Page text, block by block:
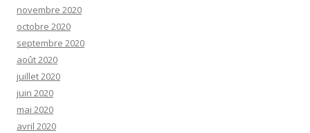
novembre 2020
octobre 2020
septembre 2020
août 2020
juillet 2020
juin 2020
mai 2020
avril 2020